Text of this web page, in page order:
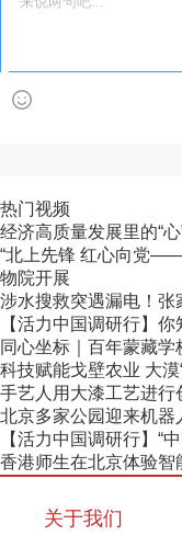
热门视频
经济高质量发展里的“心
“北上先锋 红心向党
物院开展
涉水搜救突遇漏电！张
【活力中国调研行】
同心坐标｜百年蒙藏学
科技赋能戈壁农业 大
手艺人用大漆工艺进行
北京多家公园迎来机器
【活力中国调研行】“
香港师生在北京体验智
关于我们